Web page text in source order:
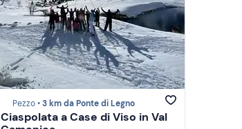
Pezzo •3 km da Ponte di Legno
Ciaspolata a Case di Viso in Val